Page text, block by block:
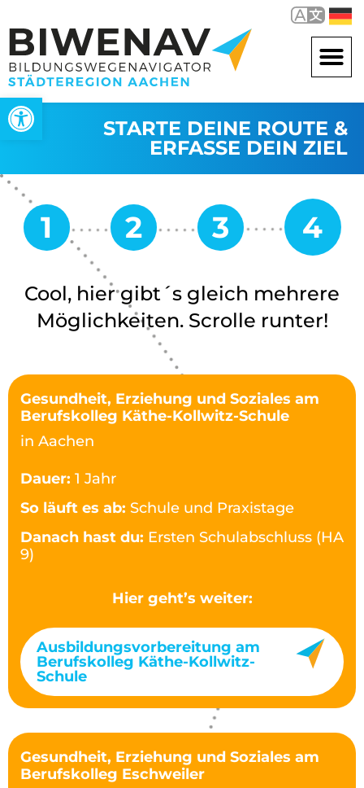
Werkzeugleiste öffnen
STARTE DEINE ROUTE &
ERFASSE DEIN ZIEL
Cool, hier gibt´s gleich mehrere
Möglichkeiten. Scrolle runter!
Gesundheit, Erziehung und Soziales am
Berufskolleg Käthe-Kollwitz-Schule
in Aachen
Dauer: 1 Jahr
So läuft es ab: Schule und Praxistage
Danach hast du: Ersten Schulabschluss (HA
9)
Hier geht’s weiter:
Ausbildungsvorbereitung am
Berufskolleg Käthe-Kollwitz-
Schule
Gesundheit, Erziehung und Soziales am
Berufskolleg Eschweiler